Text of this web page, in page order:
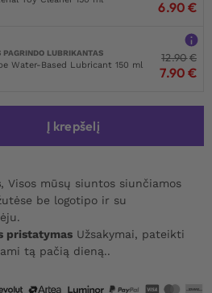
6.90 €
PAGRINDO LUBRIKANTAS
Water-Based Lubricant 150 ml
12.90€
7.90 €
Į krepšelį
, Visos mūsų siuntos siunčiamos
be logotipo ir su
pristatymas Užsakymai, pateikti
tą pačią dieną..